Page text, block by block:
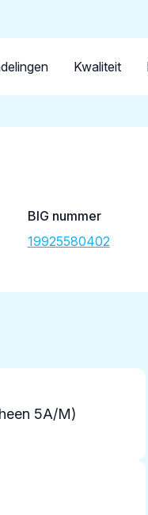
Kwaliteit
BIG nummer
19925580402
5A/M)